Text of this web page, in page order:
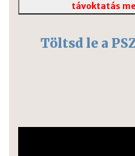
távoktatás
Töltsd le a